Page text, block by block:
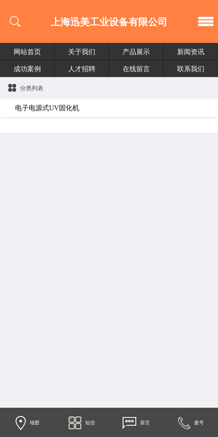
上海迅美工业设备有限公司
网站首页 关于我们 产品展示
新闻资讯
成功案例
人才招聘 在线留言 联系我们
分类列表
电子电源式UV固化机
地图 短信 留言 拨号